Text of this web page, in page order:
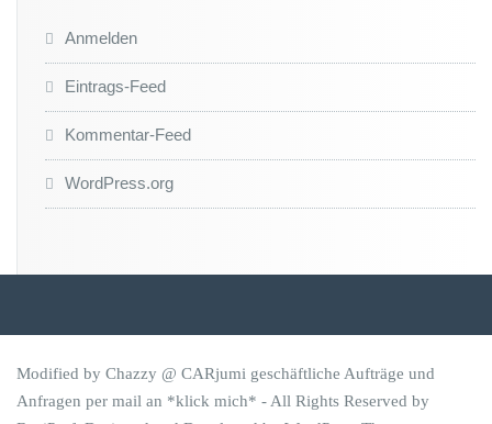
Anmelden
Eintrags-Feed
Kommentar-Feed
WordPress.org
Modified by Chazzy @ CARjumi geschäftliche Aufträge und
Anfragen per mail an *klick mich* - All Rights Reserved by